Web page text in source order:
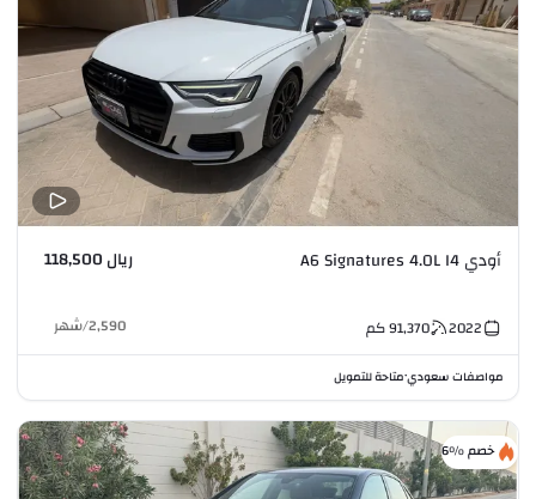
أودي A6 Signatures 4.0L I4 ريال 118,500
2022
91,370كم 2,590
/شهر
مواصفات سعودي•متاحة للتمويل
خصم %6